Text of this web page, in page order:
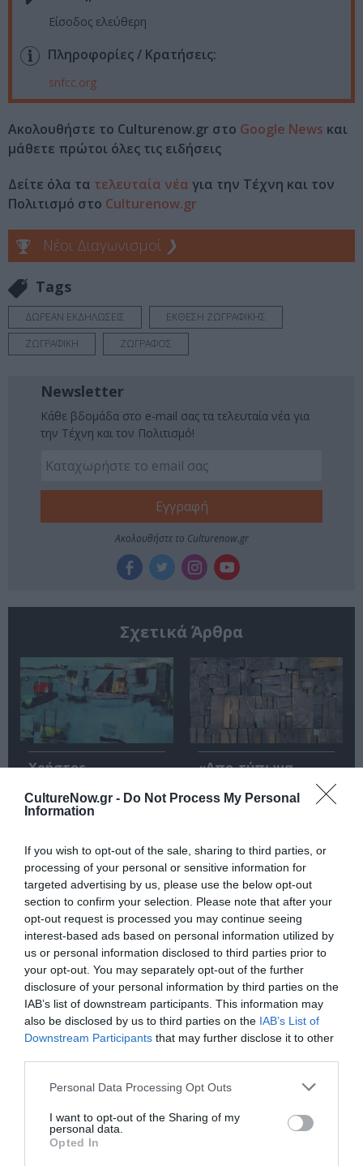
CultureNow.gr - Do Not Process My Personal
Information
If you wish to opt-out of the sale, sharing to third parties, or
processing of your personal or sensitive information for
targeted advertising by us, please use the below opt-out
section to confirm your selection. Please note that after your
opt-out request is processed you may continue seeing
interest-based ads based on personal information utilized by
us or personal information disclosed to third parties prior to
your opt-out. You may separately opt-out of the further
disclosure of your personal information by third parties on the
IAB’s list of downstream participants. This information may
also be disclosed by us to third parties on the IAB’s List of
Downstream Participants that may further disclose it to other
Personal Data Processing Opt Outs
I want to opt-out of the Sharing of my
personal data.
Opted In
Είσοδος ελεύθερη
Πληροφορίες / Κρατήσεις:
snfcc.org
Ακολουθήστε το Culturenow.gr στο Google News και
μάθετε πρώτοι όλες τις ειδήσεις
Δείτε όλα τα τελευταία νέα για την Τέχνη και τον
Πολιτισμό στο Culturenow.gr
Νέοι Διαγωνισμοί ❯
Tags
ΔΩΡΕΑΝ ΕΚΔΗΛΩΣΕΙΣ
ΕΚΘΕΣΗ ΖΩΓΡΑΦΙΚΗΣ
ΖΩΓΡΑΦΙΚΗ
ΖΩΓΡΑΦΟΣ
Newsletter
Κάθε βδομάδα στο e-mail σας τα τελευταία νέα για
την Τέχνη και τον Πολιτισμό!
Ακολουθήστε το Culturenow.gr
Σχετικά Άρθρα
Χρήστος
το φως: Έκθεση
στον χώρο τέχνης
«Απο-τύπωμα
καλλιτεχνική
“Kythera: Three
different
approaches”: Έκθεση
στην γκαλερί Follow
Your Art
Σοφία Παπακώστα
– Things to hold:
Έκθεση στην
γκαλερί
Ζουμπουλάκη
Δημοφιλή Άρθρα